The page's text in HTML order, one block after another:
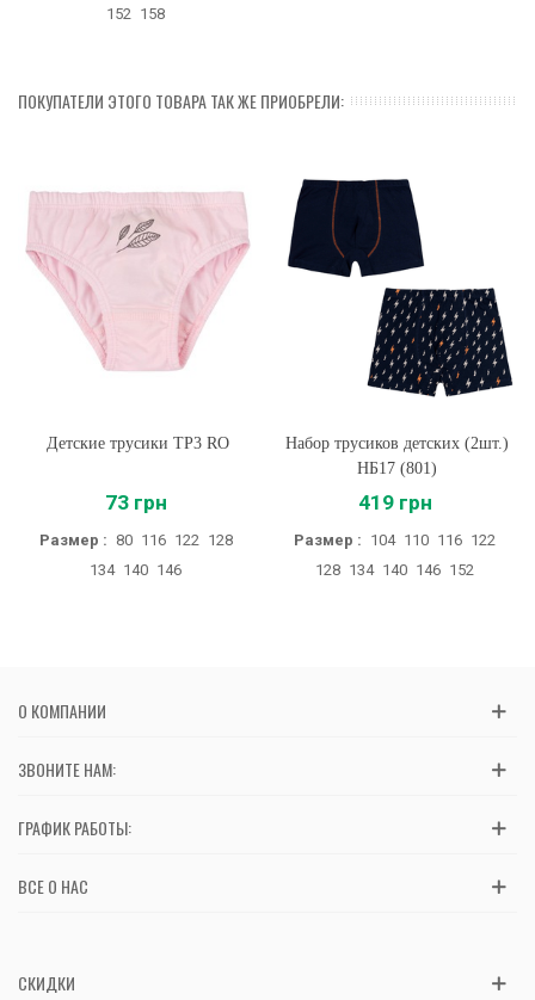
152 158
ПОКУПАТЕЛИ ЭТОГО ТОВАРА ТАК ЖЕ ПРИОБРЕЛИ:
Детские трусики ТР3 RO
73 грн
Размер : 80 116 122 128
134 140 146
Набор трусиков детских (2шт.)
НБ17 (801)
419 грн
Размер : 104 110 116 122
128 134 140 146 152
О КОМПАНИИ
ЗВОНИТЕ НАМ:
ГРАФИК РАБОТЫ:
ВСЕ О НАС
СКИДКИ